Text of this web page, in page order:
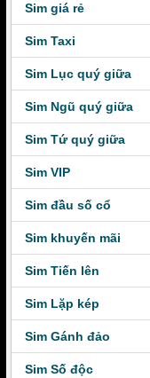
Sim giá rẻ
Sim Taxi
Sim Lục quý giữa
Sim Ngũ quý giữa
Sim Tứ quý giữa
Sim VIP
Sim đầu số cổ
Sim khuyến mãi
Sim Tiến lên
Sim Lặp kép
Sim Gánh đảo
Sim Số độc